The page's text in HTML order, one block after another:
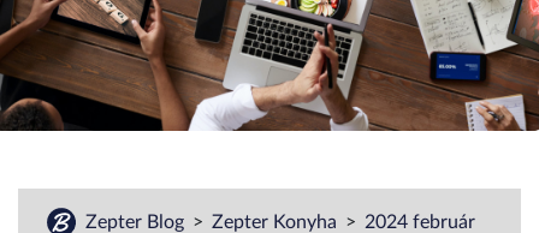
Zepter Blog Zepter Konyha 2024 február